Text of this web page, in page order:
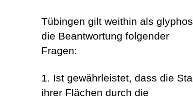
Tübingen gilt weithin als
die Beantwortung folgender
Fragen:
1. Ist gewährleistet, dass die
ihrer Flächen durch die